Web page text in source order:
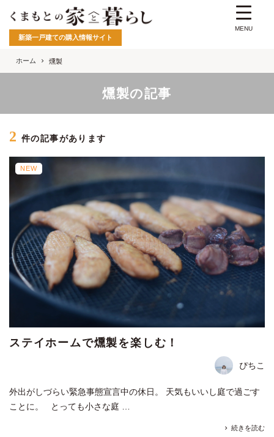
新築一戸建ての購入情報サイト
ホーム 燻製
燻製の記事
2 件の記事があります
NEW
ステイホームで燻製を楽しむ！
ぴちこ
外出がしづらい緊急事態宣言中の休日。 天気もいいし庭で過ごす
ことに。 とっても小さな庭 …
続きを読む
MENU